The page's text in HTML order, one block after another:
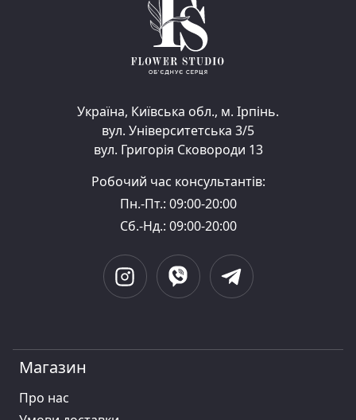
Україна, Київська обл., м. Ірпінь.
вул. Університетська 3/5
вул. Григорія Сковороди 13
Робочий час консультантів:
Пн.-Пт.: 09:00-20:00
Сб.-Нд.: 09:00-20:00
Магазин
Про нас